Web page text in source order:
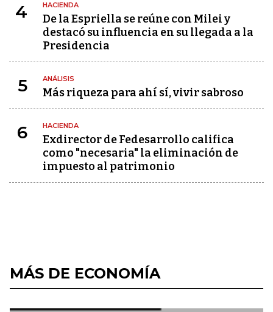
4 HACIENDA
De la Espriella se reúne con Milei y
destacó su influencia en su llegada a la
Presidencia
5 ANÁLISIS
Más riqueza para ahí sí, vivir sabroso
6 HACIENDA
Exdirector de Fedesarrollo califica
como "necesaria" la eliminación de
impuesto al patrimonio
MÁS DE ECONOMÍA